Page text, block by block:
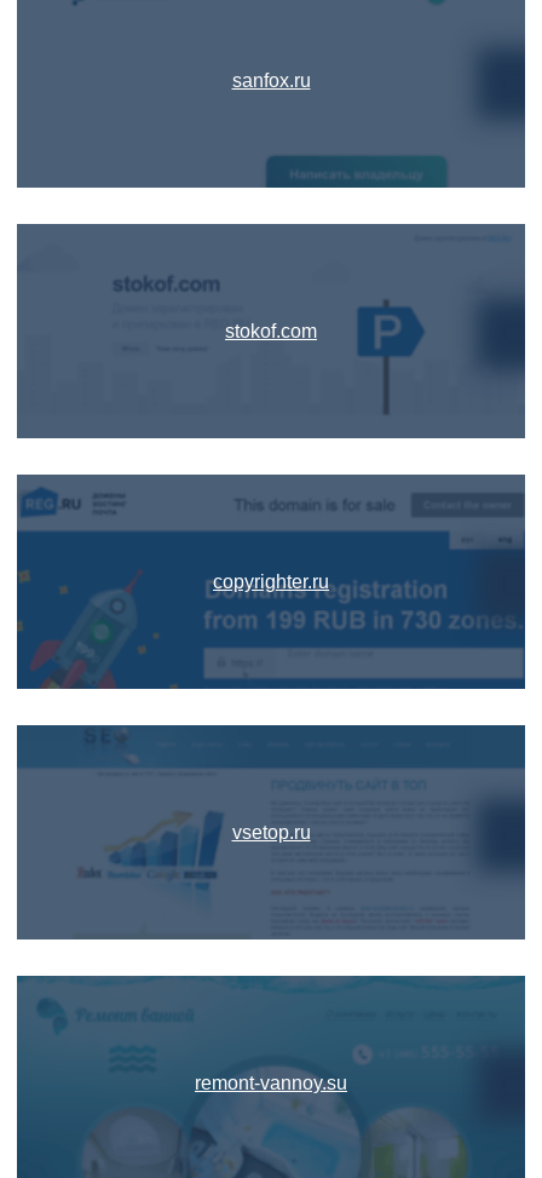
sanfox.ru
stokof.com
copyrighter.ru
vsetop.ru
remont-vannoy.su